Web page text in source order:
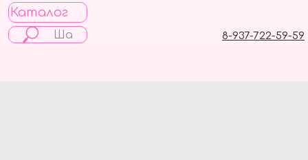
Каталог
8-937-722-59-59